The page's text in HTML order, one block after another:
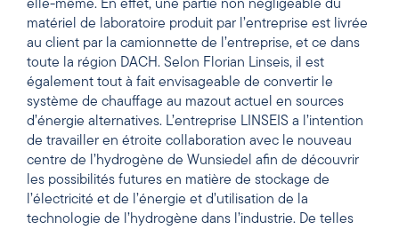
elle-même. En effet, une partie non négligeable du
matériel de laboratoire produit par l’entreprise est livrée
au client par la camionnette de l’entreprise, et ce dans
toute la région DACH. Selon Florian Linseis, il est
également tout à fait envisageable de convertir le
système de chauffage au mazout actuel en sources
d’énergie alternatives. L’entreprise LINSEIS a l’intention
de travailler en étroite collaboration avec le nouveau
centre de l’hydrogène de Wunsiedel afin de découvrir
les possibilités futures en matière de stockage de
l’électricité et de l’énergie et d’utilisation de la
technologie de l’hydrogène dans l’industrie. De telles